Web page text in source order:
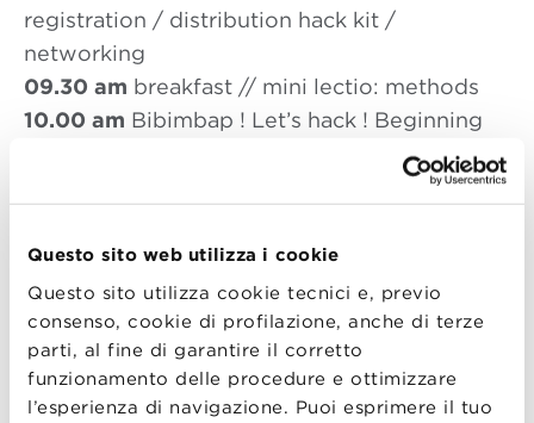
Questo sito web utilizza i cookie
Questo sito utilizza cookie tecnici e, previo
consenso, cookie di profilazione, anche di terze
parti, al fine di garantire il corretto
funzionamento delle procedure e ottimizzare
l’esperienza di navigazione. Puoi esprimere il tuo
registration / distribution hack kit /
networking
09.30 am breakfast // mini lectio: methods
10.00 am Bibimbap ! Let’s hack ! Beginning
of work // Intro speech: framing the issue //
11.15 amshaping and shaking ideas [group of
11.45 amDot-mocracy // ideas pre-selection
12.15 amteam building // naming framing the